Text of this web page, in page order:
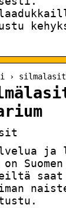
›
ja